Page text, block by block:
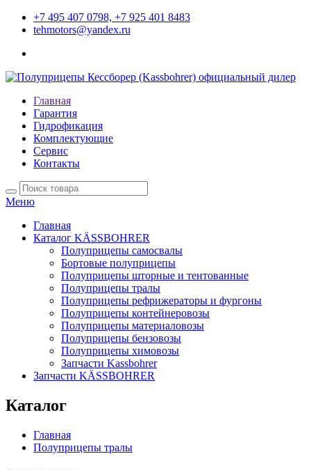
+7 495 407 0798, +7 925 401 8483
tehmotors@yandex.ru
Главная
Гарантия
Гидрофикация
Комплектующие
Сервис
Контакты
Меню
Главная
Каталог KÄSSBOHRER
Полуприцепы самосвалы
Бортовые полуприцепы
Полуприцепы шторные и тентованные
Полуприцепы тралы
Полуприцепы рефрижераторы и фургоны
Полуприцепы контейнеровозы
Полуприцепы материаловозы
Полуприцепы бензовозы
Полуприцепы химовозы
Запчасти Kassbohrer
Запчасти KÄSSBOHRER
Каталог
Главная
Полуприцепы тралы